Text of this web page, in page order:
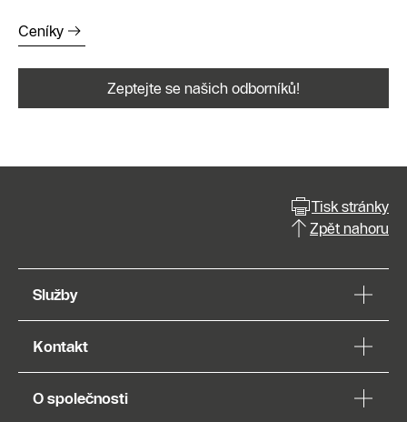
Ceníky
Zeptejte se našich odborníků!
Tisk stránky
Zpět nahoru
Služby
Kontakt
O společnosti